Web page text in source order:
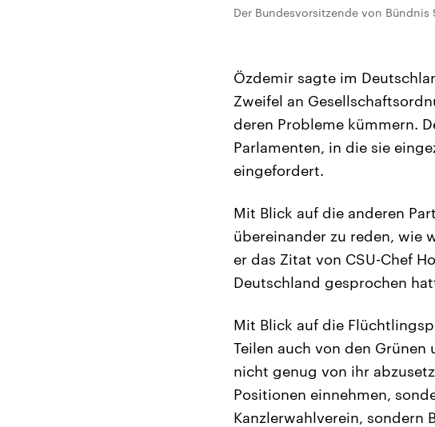
Der Bundesvorsitzende von
Özdemir sagte im
Zweifel an
deren Probleme kümmern.
Parlamenten, in die sie
eingefordert.
Mit Blick auf die anderen
übereinander zu reden, wie
er das Zitat von CSU-Chef
Deutschland gesprochen
Mit Blick auf die
Teilen auch von den
nicht genug von ihr
Positionen einnehmen,
Kanzlerwahlverein, sondern